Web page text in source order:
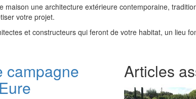
maison une architecture extérieure contemporaine,
votre projet.
et constructeurs qui feront de votre habitat, un lieu
campagne Articles